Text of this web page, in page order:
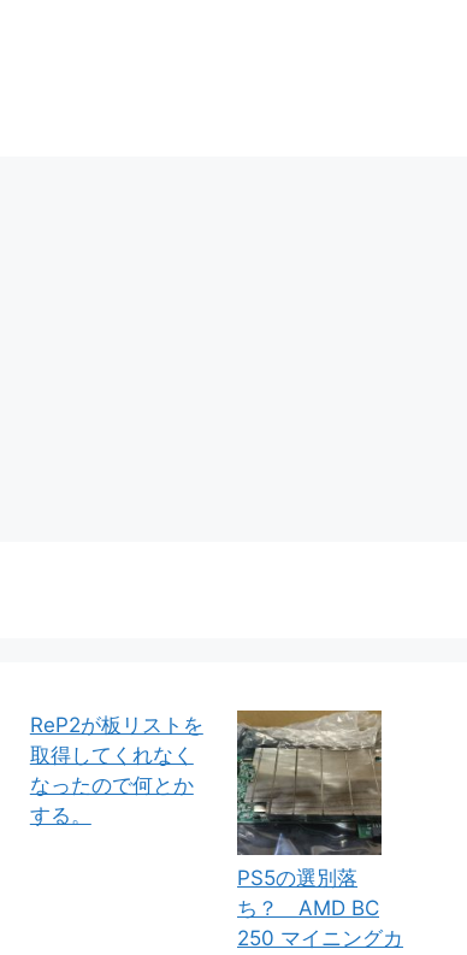
ReP2が板リストを
取得してくれなく
なったので何とか
する。
PS5の選別落
ち？ AMD BC
250 マイニングカ